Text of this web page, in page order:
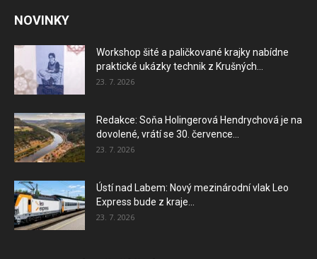
NOVINKY
Workshop šité a paličkované krajky nabídne
praktické ukázky technik z Krušných...
23. 7. 2026
Redakce: Soňa Holingerová Hendrychová je na
dovolené, vrátí se 30. července...
23. 7. 2026
Ústí nad Labem: Nový mezinárodní vlak Leo
Express bude z kraje...
23. 7. 2026